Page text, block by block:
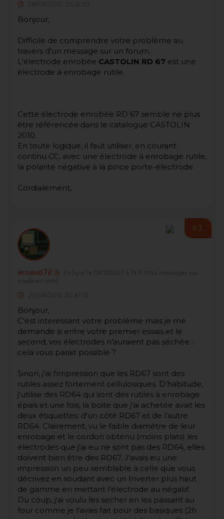
28/08/2010 05:15:50
Bonjour,
Difficile de comprendre votre problème au
travers d'un message sur un forum.
L'électrode enrobée CASTOLIN RD 67 est une
électrode à enrobage rutile.
Cette électrode enrobée RD 67 semble ne plus
être référencée dans le catalogue CASTOLIN
2010.
En toute logique, il faut utiliser, en courant
continu CC, avec une électrode à enrobage rutile,
la polarité négative à la pince porte-électrode.
Cordialement,
#3
arnaud72 En ligne le 08/11/2022 à 19:11
(892 messages sur
soudeurs.com)
29/08/2010 20:47:12
Bonjour,
C'est interessant votre problème mais je me
demande si entre votre premier essais et le
second, vos électrodes n'auraient pas séchée :
cela vous parait possible ?
Sinon, j'ai l'impression que les RD67 sont des
rutiles assez fortement cellulosiques. D'habitude,
j'utilise des RD64 qui sont des rutiles à enrobage
épais et une fois, la boite que j'ai achetée avait les
deux étiquettes: d'un côté RD67 et de l'autre
RD64. Clairement, vu le faible diamètre de leur
enrobage et le cordon obtenu (moins plats) les
électrodes que j'ai eu ne sont pas des RD64, elles
doivent bien être des RD67. J'avais eu une
impression un peu semblable à celle que vous
décrivez en soudant avec un Inverter plus haut
de gamme en mettant l'électrode au négatif.
Du coup, j'ai voulu les secher en les passant au
four comme je l'avais fait pour des basiques (2h